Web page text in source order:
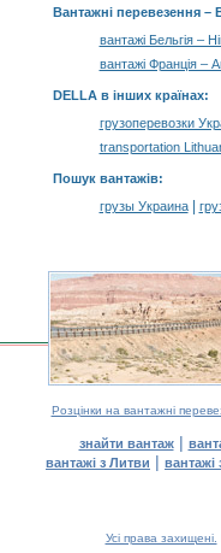
Вантажні перевезення –
вантажі Бельгія –
вантажі Франція –
DELLA в інших країнах:
грузоперевозки
transportation
Пошук вантажів:
грузы Украина|
Розцінки на вантажні
знайти вантаж|
вантажі з Литви | вантажі
Усі права захищені.